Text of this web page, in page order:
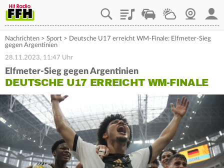
PlaylistStaupilotWetterWebcam
Nachrichten > Sport > Deutsche U17 erreicht WM-Finale: Elfmeter-Sieg
gegen Argentinien
28.11.2023, 11:47 Uhr
Elfmeter-Sieg gegen Argentinien
DEUTSCHE U17 ERREICHT WM-FINALE